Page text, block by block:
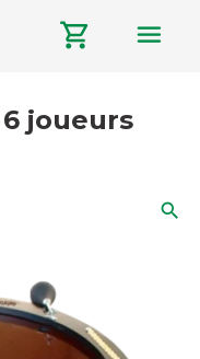
shopping_cart menu
joueurs
search